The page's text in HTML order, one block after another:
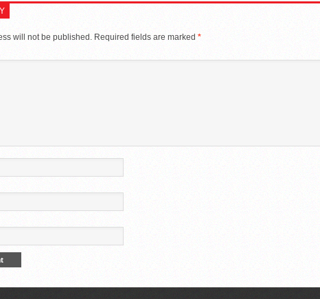
will not be published. Required fields are marked *